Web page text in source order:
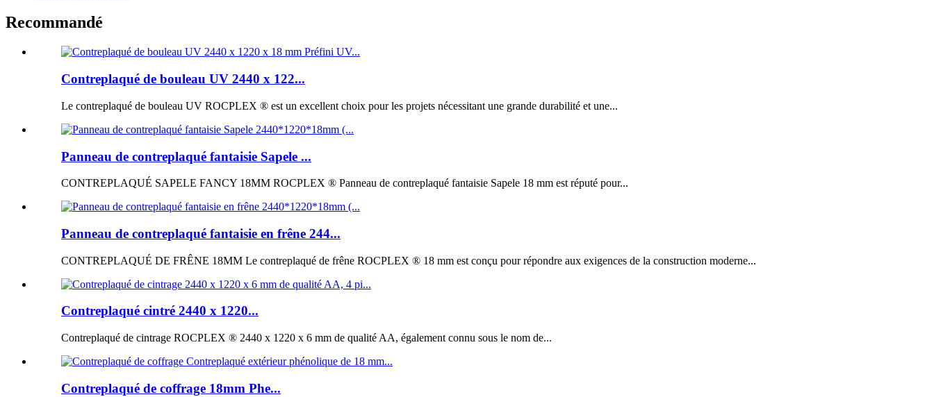
Recommandé
Contreplaqué de bouleau UV 2440 x 122...
Le contreplaqué de bouleau UV ROCPLEX ® est un excellent choix pour les projets nécessitant une grande durabilité et une...
Panneau de contreplaqué fantaisie Sapele ...
CONTREPLAQUÉ SAPELE FANCY 18MM ROCPLEX ® Panneau de contreplaqué fantaisie Sapele 18 mm est réputé pour...
Panneau de contreplaqué fantaisie en frêne 244...
CONTREPLAQUÉ DE FRÊNE 18MM Le contreplaqué de frêne ROCPLEX ® 18 mm est conçu pour répondre aux exigences de la construction moderne...
Contreplaqué cintré 2440 x 1220...
Contreplaqué de cintrage ROCPLEX ® 2440 x 1220 x 6 mm de qualité AA, également connu sous le nom de...
Contreplaqué de coffrage 18mm Phe...